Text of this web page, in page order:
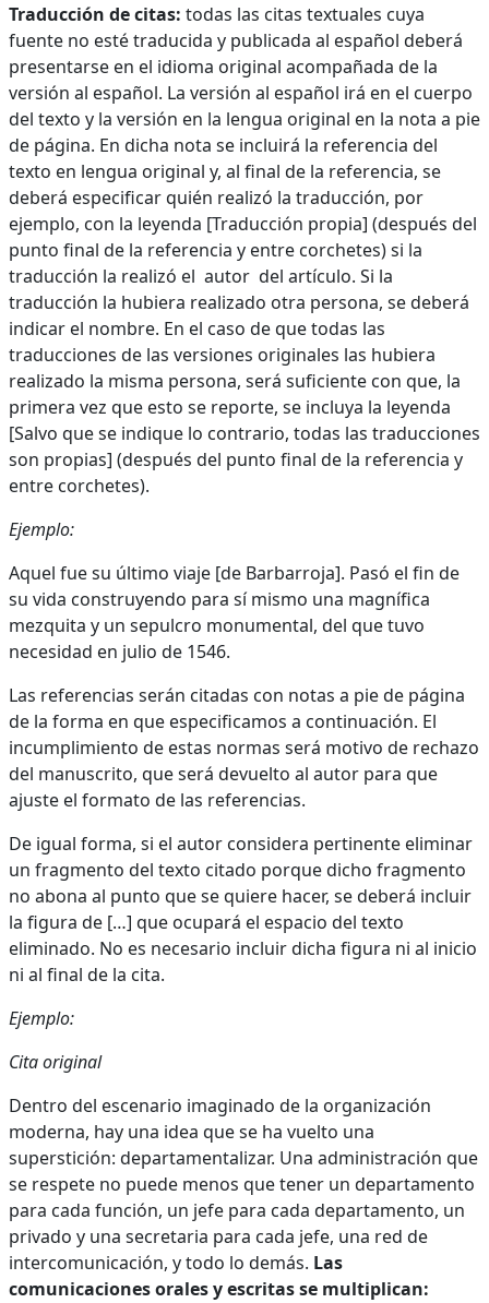
Traducción de citas: todas las citas textuales cuya
fuente no esté traducida y publicada al español deberá
presentarse en el idioma original acompañada de la
versión al español. La versión al español irá en el cuerpo
del texto y la versión en la lengua original en la nota a pie
de página. En dicha nota se incluirá la referencia del
texto en lengua original y, al final de la referencia, se
deberá especificar quién realizó la traducción, por
ejemplo, con la leyenda [Traducción propia] (después del
punto final de la referencia y entre corchetes) si la
traducción la realizó el autor del artículo. Si la
traducción la hubiera realizado otra persona, se deberá
indicar el nombre. En el caso de que todas las
traducciones de las versiones originales las hubiera
realizado la misma persona, será suficiente con que, la
primera vez que esto se reporte, se incluya la leyenda
[Salvo que se indique lo contrario, todas las traducciones
son propias] (después del punto final de la referencia y
entre corchetes).
Ejemplo:
Aquel fue su último viaje [de Barbarroja]. Pasó el fin de
su vida construyendo para sí mismo una magnífica
mezquita y un sepulcro monumental, del que tuvo
necesidad en julio de 1546.
Las referencias serán citadas con notas a pie de página
de la forma en que especificamos a continuación. El
incumplimiento de estas normas será motivo de rechazo
del manuscrito, que será devuelto al autor para que
ajuste el formato de las referencias.
De igual forma, si el autor considera pertinente eliminar
un fragmento del texto citado porque dicho fragmento
no abona al punto que se quiere hacer, se deberá incluir
la figura de […] que ocupará el espacio del texto
eliminado. No es necesario incluir dicha figura ni al inicio
ni al final de la cita.
Ejemplo:
Cita original
Dentro del escenario imaginado de la organización
moderna, hay una idea que se ha vuelto una
superstición: departamentalizar. Una administración que
se respete no puede menos que tener un departamento
para cada función, un jefe para cada departamento, un
privado y una secretaria para cada jefe, una red de
intercomunicación, y todo lo demás. Las
comunicaciones orales y escritas se multiplican: